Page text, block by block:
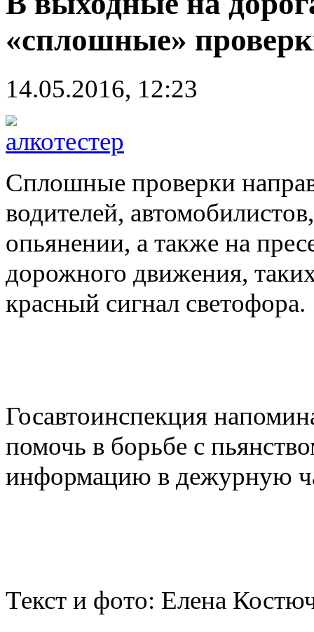
«сплошные»
14.05.2016, 12:23
Сплошные проверки
водителей,
опьянении, а также на
дорожного движения,
красный сигнал светофора.
Госавтоинспекция
помочь в борьбе с
информацию в дежурную
Текст и фото: Елена